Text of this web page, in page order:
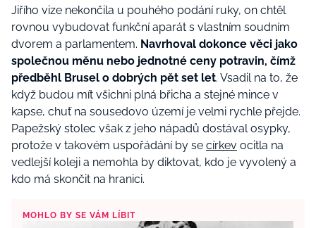
Jiřího vize nekončila u pouhého podání ruky, on chtěl
rovnou vybudovat funkční aparát s vlastním soudním
dvorem a parlamentem. Navrhoval dokonce věci jako
společnou měnu nebo jednotné ceny potravin, čímž
předběhl Brusel o dobrých pět set let. Vsadil na to, že
když budou mít všichni plná břicha a stejné mince v
kapse, chuť na sousedovo území je velmi rychle přejde.
Papežský stolec však z jeho nápadů dostával osypky,
protože v takovém uspořádání by se církev ocitla na
vedlejší koleji a nemohla by diktovat, kdo je vyvolený a
kdo má skončit na hranici.
MOHLO BY SE VÁM LÍBIT